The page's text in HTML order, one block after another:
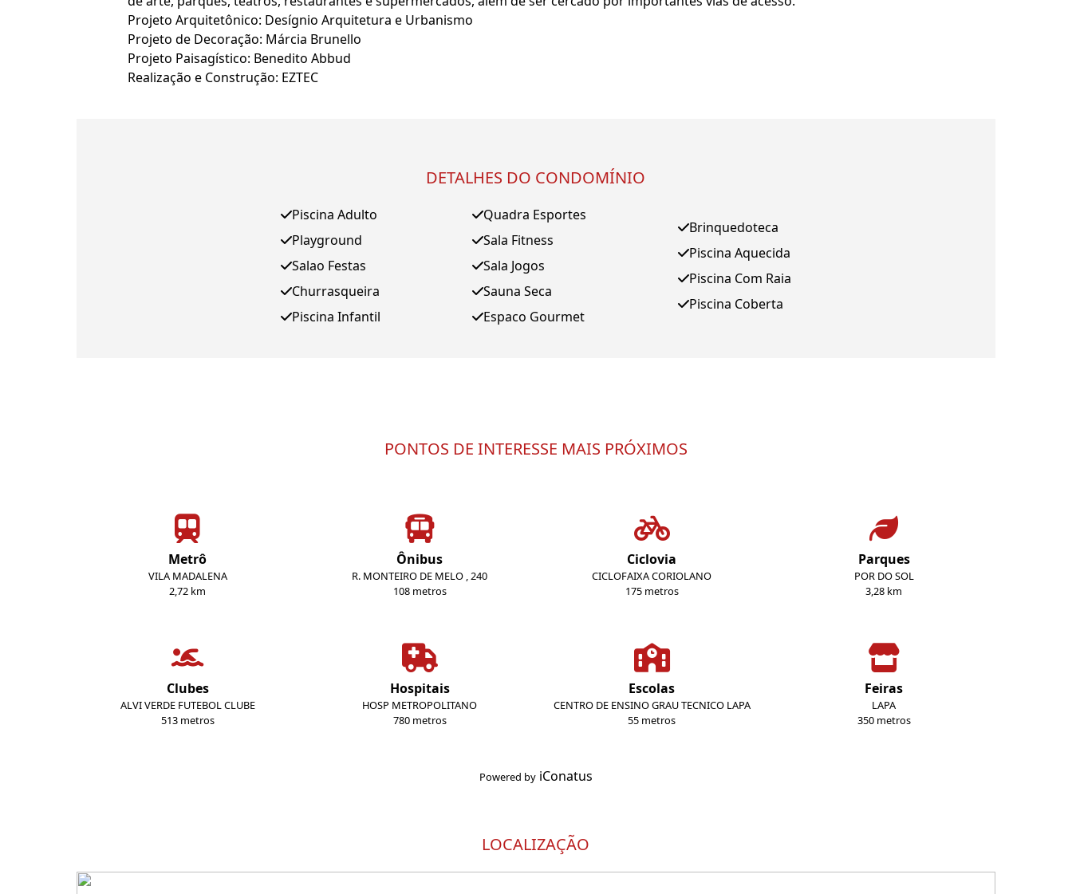
Projeto Arquitetônico: Desígnio Arquitetura e Urbanismo
Projeto de Decoração: Márcia Brunello
Projeto Paisagístico: Benedito Abbud
Realização e Construção: EZTEC
DETALHES DO CONDOMÍNIO
Piscina Adulto
Playground
Salao Festas
Churrasqueira
Piscina Infantil
Quadra Esportes
Sala Fitness
Sala Jogos
Sauna Seca
Espaco Gourmet
Brinquedoteca
Piscina Aquecida
Piscina Com Raia
Piscina Coberta
PONTOS DE INTERESSE MAIS PRÓXIMOS
Metrô
VILA MADALENA
2,72 km
Ônibus
R. MONTEIRO DE MELO , 240
108 metros
Ciclovia
CICLOFAIXA CORIOLANO
175 metros
Parques
POR DO SOL
3,28 km
Clubes
ALVI VERDE FUTEBOL CLUBE
513 metros
Hospitais
HOSP METROPOLITANO
780 metros
Escolas
CENTRO DE ENSINO GRAU TECNICO LAPA
55 metros
Feiras
LAPA
350 metros
Powered by iConatus
LOCALIZAÇÃO